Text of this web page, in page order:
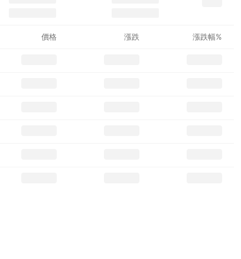
價格 漲跌 漲跌幅%